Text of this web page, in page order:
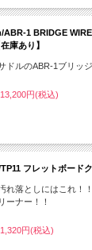
1 BRIDGE
庫あり】
ドルのABR-1ブリッ
円(税込)
フレットボード
れ落としにはこれ！
ーナー！！
円(税込)